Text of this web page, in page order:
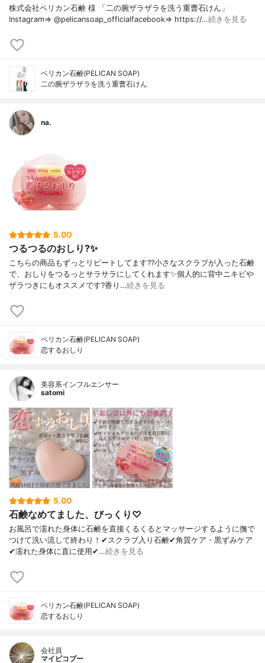
株式会社ペリカン石鹸 様 「二の腕ザラザラを洗う重曹石けん」
Instagram⇒ @pelicansoap_officialfacebook⇒ https://…続きを見る
ペリカン石鹸(PELICAN SOAP)
二の腕ザラザラを洗う重曹石けん
na.
5.00
つるつるのおしり?✨
こちらの商品もずっとリピートしてます??小さなスクラブが入った石鹸
で、おしりをつるっとサラサラにしてくれます✨個人的に背中ニキビや
ザラつきにもオススメです?香り…続きを見る
ペリカン石鹸(PELICAN SOAP)
恋するおしり
美容系インフルエンサー
satomi
5.00
石鹸なめてました、びっくり♡
お風呂で濡れた身体に石鹸を直接くるくるとマッサージするように撫で
つけて洗い流して終わり！✔︎スクラブ入り石鹸✔︎角質ケア・黒ずみケア
✔︎濡れた身体に直に使用✔︎…続きを見る
ペリカン石鹸(PELICAN SOAP)
恋するおしり
会社員
マイピコブー